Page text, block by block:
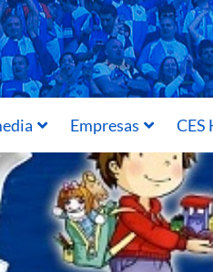
Empresas CES